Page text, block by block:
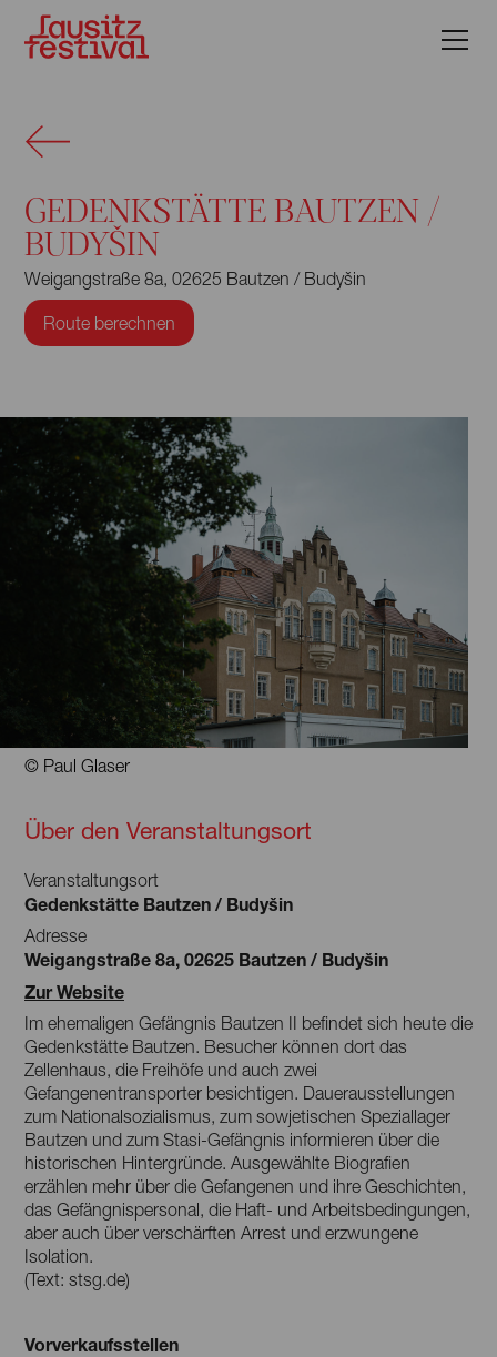
GEDENKSTÄTTE BAUTZEN /
BUDYŠIN
Weigangstraße 8a, 02625 Bautzen / Budyšin
Route berechnen
© Paul Glaser
Über den Veranstaltungsort
Veranstaltungsort
Gedenkstätte Bautzen / Budyšin
Adresse
Weigangstraße 8a, 02625 Bautzen / Budyšin
Zur Website
Im ehemaligen Gefängnis Bautzen II befindet sich heute die
Gedenkstätte Bautzen. Besucher können dort das
Zellenhaus, die Freihöfe und auch zwei
Gefangenentransporter besichtigen. Dauerausstellungen
zum Nationalsozialismus, zum sowjetischen Speziallager
Bautzen und zum Stasi-Gefängnis informieren über die
historischen Hintergründe. Ausgewählte Biografien
erzählen mehr über die Gefangenen und ihre Geschichten,
das Gefängnispersonal, die Haft- und Arbeitsbedingungen,
aber auch über verschärften Arrest und erzwungene
Isolation.
(Text: stsg.de)
Vorverkaufsstellen